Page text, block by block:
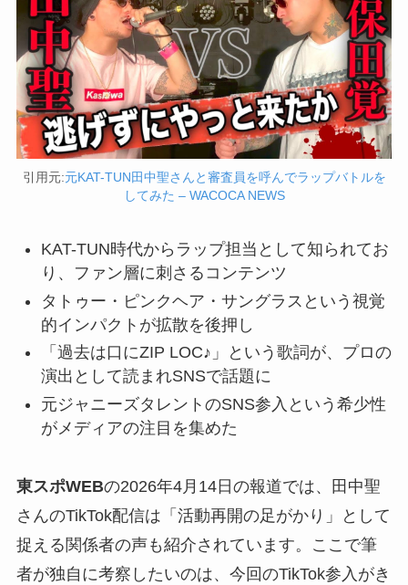
引用元:元KAT-TUN田中聖さんと審査員を呼んでラップバトルを
してみた – WACOCA NEWS
KAT-TUN時代からラップ担当として知られてお
り、ファン層に刺さるコンテンツ
タトゥー・ピンクヘア・サングラスという視覚
的インパクトが拡散を後押し
「過去は口にZIP LOC♪」という歌詞が、プロの
演出として読まれSNSで話題に
元ジャニーズタレントのSNS参入という希少性
がメディアの注目を集めた
東スポWEBの2026年4月14日の報道では、田中聖
さんのTikTok配信は「活動再開の足がかり」として
捉える関係者の声も紹介されています。ここで筆
者が独自に考察したいのは、今回のTikTok参入がき